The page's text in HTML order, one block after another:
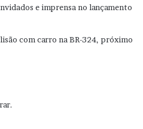
e imprensa no lançamento
com carro na BR-324, próximo